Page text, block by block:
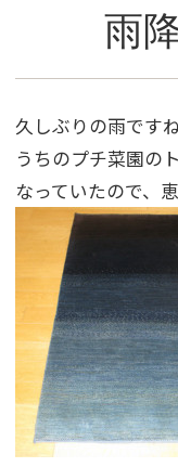
雨
久しぶりの雨ですね
うちのプチ菜園の
なっていたので、